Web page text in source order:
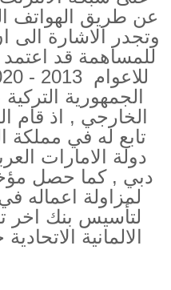
عن طريق الهواتف
وتجدر الاشارة الى
للمساهمة قد
الجمهورية التركية
الخارجي , اذ قام
تابع له في مملكة
دولة الامارات
دبي , كما حصل
لمزاولة اعماله
لتأسيس بنك اخر
الالمانية